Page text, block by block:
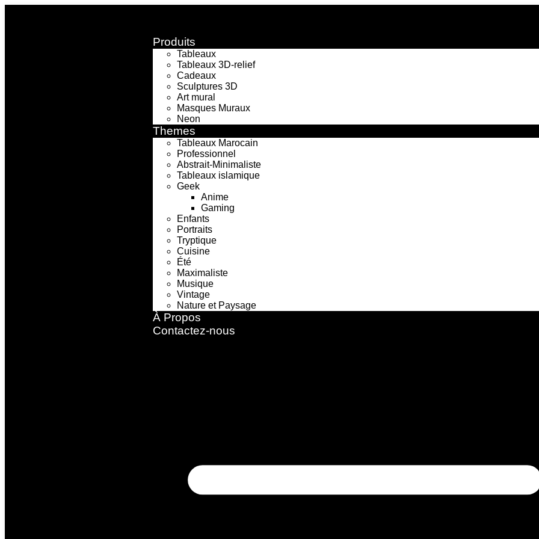
Produits
Tableaux
Tableaux 3D-relief
Cadeaux
Sculptures 3D
Art mural
Masques Muraux
Neon
Themes
Tableaux Marocain
Professionnel
Abstrait-Minimaliste
Tableaux islamique
Geek
Anime
Gaming
Enfants
Portraits
Tryptique
Cuisine
Été
Maximaliste
Musique
Vintage
Nature et Paysage
À Propos ​
Contactez-nous